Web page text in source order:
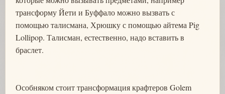
трансформу Йети и Буффало можно вызвать с
помощью талисмана, Хрюшку с помощью айтема Pig
Lollipop. Талисман, естественно, надо вставить в
браслет.
Особняком стоит трансформация крафтеров Golem